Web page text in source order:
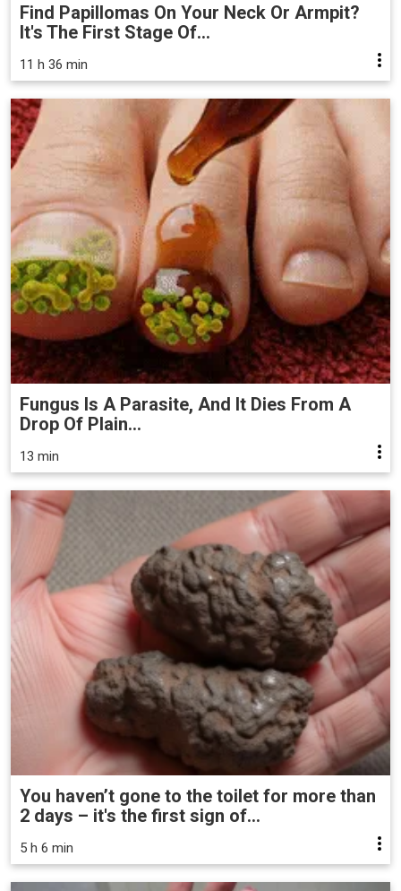
Find Papillomas On Your Neck Or Armpit?
It's The First Stage Of...
11 h 36 min
Fungus Is A Parasite, And It Dies From A
Drop Of Plain...
13 min
You haven’t gone to the toilet for more than
2 days – it's the first sign of...
5 h 6 min